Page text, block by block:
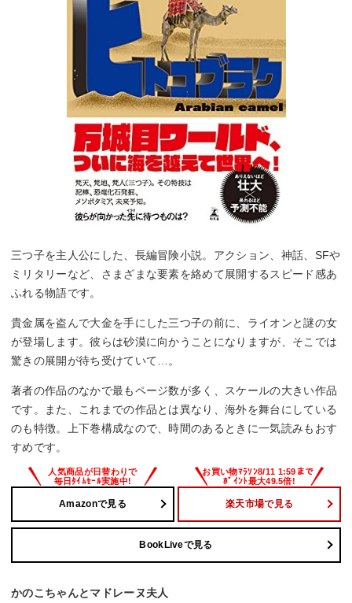
三つ子を主人公にした、長編冒険小説。アクション、神話、SFや
ミリタリーなど、さまざまな要素を絡めて展開するスピード感あ
ふれる物語です。
貴金属を盗んで大金を手にした三つ子の前に、ライオンと謎の女
が登場します。彼らは砂漠に向かうことになりますが、そこでは
驚きの展開が待ち受けていて…。
著者の作品のなかで最もページ数が多く、スケールの大きい作品
です。また、これまでの作品とは異なり、海外を舞台にしている
のも特徴。上下巻構成なので、時間のあるときに一気読みもおす
すめです。
Amazonで見る 楽天市場で見る
BookLiveで見る
かのこちゃんとマドレーヌ夫人